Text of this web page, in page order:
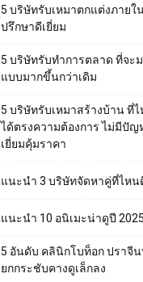
5 บริษัทรับเหมาตกแต่งภายใ
ปรึกษาดีเยี่ยม
5 บริษัทรับทำการตลาด ที่จะ
แบบมากขึ้นกว่าเดิม
5 บริษัทรับเหมาสร้างบ้าน ที่
ได้ตรงความต้องการ ไม่มีปัญ
เยี่ยมคุ้มราคา
แนะนำ 3 บริษัทจัดหาคู่ที่ไหน
แนะนำ 10 อนิเมะน่าดูปี
5 อันดับ คลินิกโบท็อก ปราจี
ยกกระชับคางดูเล็กลง